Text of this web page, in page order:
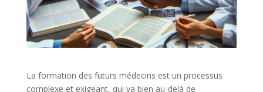
La formation des futurs médecins est un processus
complexe et exigeant, qui va bien au-delà de